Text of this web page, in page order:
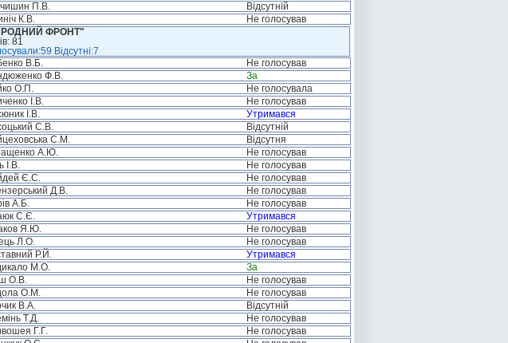
П.В.
Відсутній
К.В.
Не голосував
ФРОНТ"
81
Відсутні:7
В.Б.
Не голосував
Ф.В.
За
О.П.
Не голосувала
І.В.
Не голосував
І.В.
Утримався
С.В.
Відсутній
С.М.
Відсутня
А.Ю.
Не голосував
І.В.
Не голосував
Є.С.
Не голосував
Д.В.
Не голосував
А.Б.
Не голосував
С.Є.
Утримався
Я.Ю.
Не голосував
Л.О.
Не голосував
Р.Й.
Утримався
М.О.
За
О.В.
Не голосував
О.М.
Не голосував
В.А.
Відсутній
Т.Д.
Не голосував
Г.Г.
Не голосував